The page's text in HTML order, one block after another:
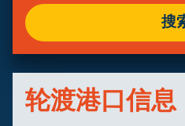
管理预定
搜
轮渡港口信息